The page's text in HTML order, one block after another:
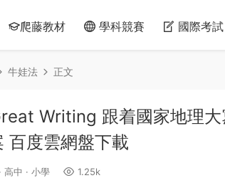
爬藤教材 學科競賽 國際考試
牛娃法 正文
Writing 跟着國家地理
百度雲網盤下載
· 高中 · 小學 1.25k